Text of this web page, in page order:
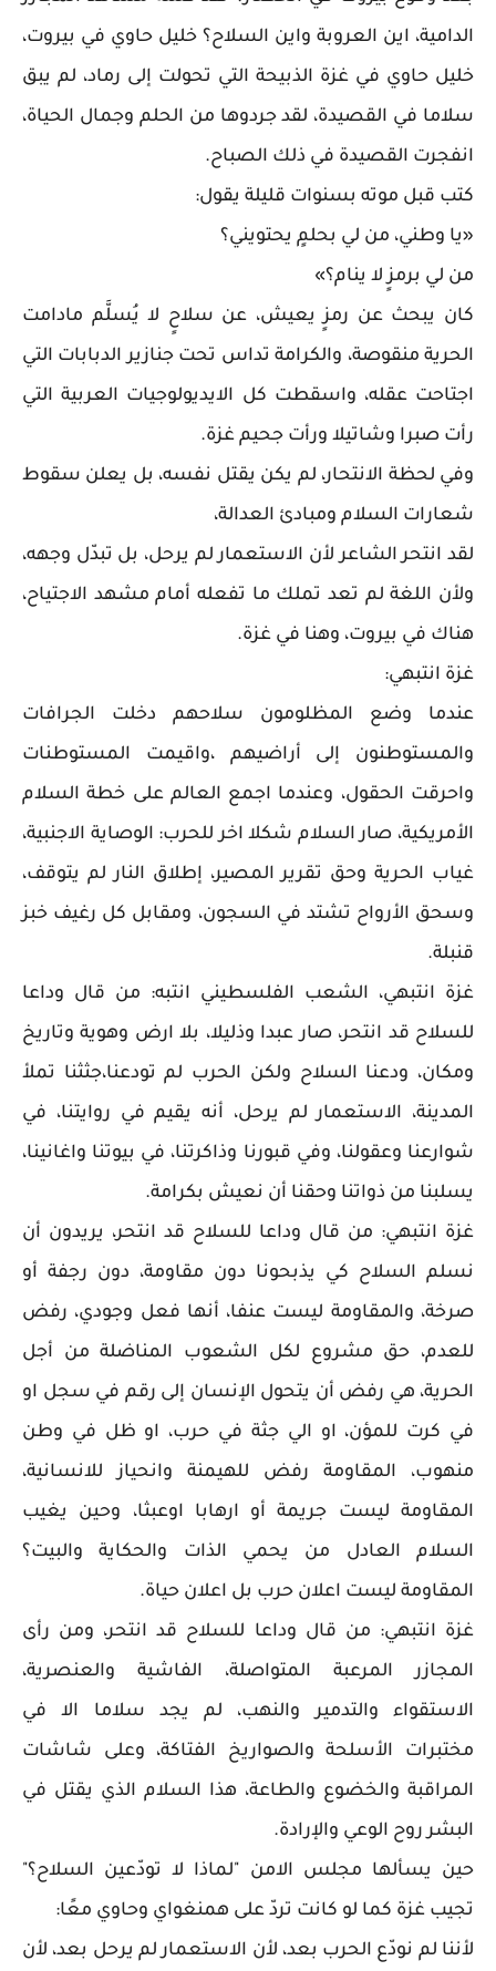
الدامية، اين العروبة واين السلاح؟ خليل حاوي في بيروت،
خليل حاوي في غزة الذبيحة التي تحولت إلى رماد، لم يبق
سلاما في القصيدة، لقد جردوها من الحلم وجمال الحياة،
انفجرت القصيدة في ذلك الصباح.
كتب قبل موته بسنوات قليلة يقول:
«يا وطني، من لي بحلمٍ يحتويني؟
من لي برمزٍ لا ينام؟»
كان يبحث عن رمزٍ يعيش، عن سلاحٍ لا يُسلَّم مادامت
الحرية منقوصة، والكرامة تداس تحت جنازير الدبابات التي
اجتاحت عقله، واسقطت كل الايديولوجيات العربية التي
رأت صبرا وشاتيلا ورأت جحيم غزة.
وفي لحظة الانتحار، لم يكن يقتل نفسه، بل يعلن سقوط
شعارات السلام ومبادئ العدالة،
لقد انتحر الشاعر لأن الاستعمار لم يرحل، بل تبدّل وجهه،
ولأن اللغة لم تعد تملك ما تفعله أمام مشهد الاجتياح،
هناك في بيروت، وهنا في غزة.
غزة انتبهي:
عندما وضع المظلومون سلاحهم دخلت الجرافات
والمستوطنون إلى أراضيهم ،واقيمت المستوطنات
واحرقت الحقول، وعندما اجمع العالم على خطة السلام
الأمريكية، صار السلام شكلا اخر للحرب: الوصاية الاجنبية،
غياب الحرية وحق تقرير المصير، إطلاق النار لم يتوقف،
وسحق الأرواح تشتد في السجون، ومقابل كل رغيف خبز
قنبلة.
غزة انتبهي، الشعب الفلسطيني انتبه: من قال وداعا
للسلاح قد انتحر، صار عبدا وذليلا، بلا ارض وهوية وتاريخ
ومكان، ودعنا السلاح ولكن الحرب لم تودعنا،جثثنا تملأ
المدينة، الاستعمار لم يرحل، أنه يقيم في روايتنا، في
شوارعنا وعقولنا، وفي قبورنا وذاكرتنا، في بيوتنا واغانينا،
يسلبنا من ذواتنا وحقنا أن نعيش بكرامة.
غزة انتبهي: من قال وداعا للسلاح قد انتحر، يريدون أن
نسلم السلاح كي يذبحونا دون مقاومة، دون رجفة أو
صرخة، والمقاومة ليست عنفا، أنها فعل وجودي، رفض
للعدم، حق مشروع لكل الشعوب المناضلة من أجل
الحرية، هي رفض أن يتحول الإنسان إلى رقم في سجل او
في كرت للمؤن، او الي جثة في حرب، او ظل في وطن
منهوب، المقاومة رفض للهيمنة وانحياز للانسانية،
المقاومة ليست جريمة أو ارهابا اوعبثا، وحين يغيب
السلام العادل من يحمي الذات والحكاية والبيت؟
المقاومة ليست اعلان حرب بل اعلان حياة.
غزة انتبهي: من قال وداعا للسلاح قد انتحر، ومن رأى
المجازر المرعبة المتواصلة، الفاشية والعنصرية،
الاستقواء والتدمير والنهب، لم يجد سلاما الا في
مختبرات الأسلحة والصواريخ الفتاكة، وعلى شاشات
المراقبة والخضوع والطاعة، هذا السلام الذي يقتل في
البشر روح الوعي والإرادة.
حين يسألها مجلس الامن "لماذا لا تودّعين السلاح؟"
تجيب غزة كما لو كانت تردّ على همنغواي وحاوي معًا:
لأننا لم نودّع الحرب بعد، لأن الاستعمار لم يرحل بعد، لأن